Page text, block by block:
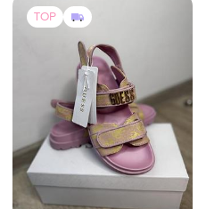
TOP